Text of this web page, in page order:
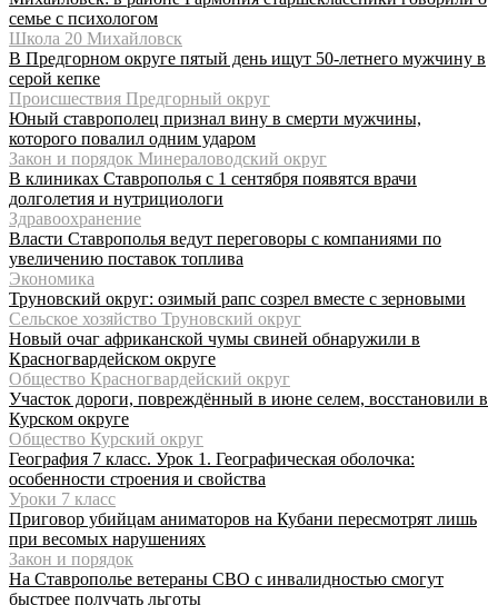
семье с психологом
Школа 20 Михайловск
В Предгорном округе пятый день ищут 50-летнего мужчину в
серой кепке
Происшествия Предгорный округ
Юный ставрополец признал вину в смерти мужчины,
которого повалил одним ударом
Закон и порядок Минераловодский округ
В клиниках Ставрополья с 1 сентября появятся врачи
долголетия и нутрициологи
Здравоохранение
Власти Ставрополья ведут переговоры с компаниями по
увеличению поставок топлива
Экономика
Труновский округ: озимый рапс созрел вместе с зерновыми
Сельское хозяйство Труновский округ
Новый очаг африканской чумы свиней обнаружили в
Красногвардейском округе
Общество Красногвардейский округ
Участок дороги, повреждённый в июне селем, восстановили в
Курском округе
Общество Курский округ
География 7 класс. Урок 1. Географическая оболочка:
особенности строения и свойства
Уроки 7 класс
Приговор убийцам аниматоров на Кубани пересмотрят лишь
при весомых нарушениях
Закон и порядок
На Ставрополье ветераны СВО с инвалидностью смогут
быстрее получать льготы